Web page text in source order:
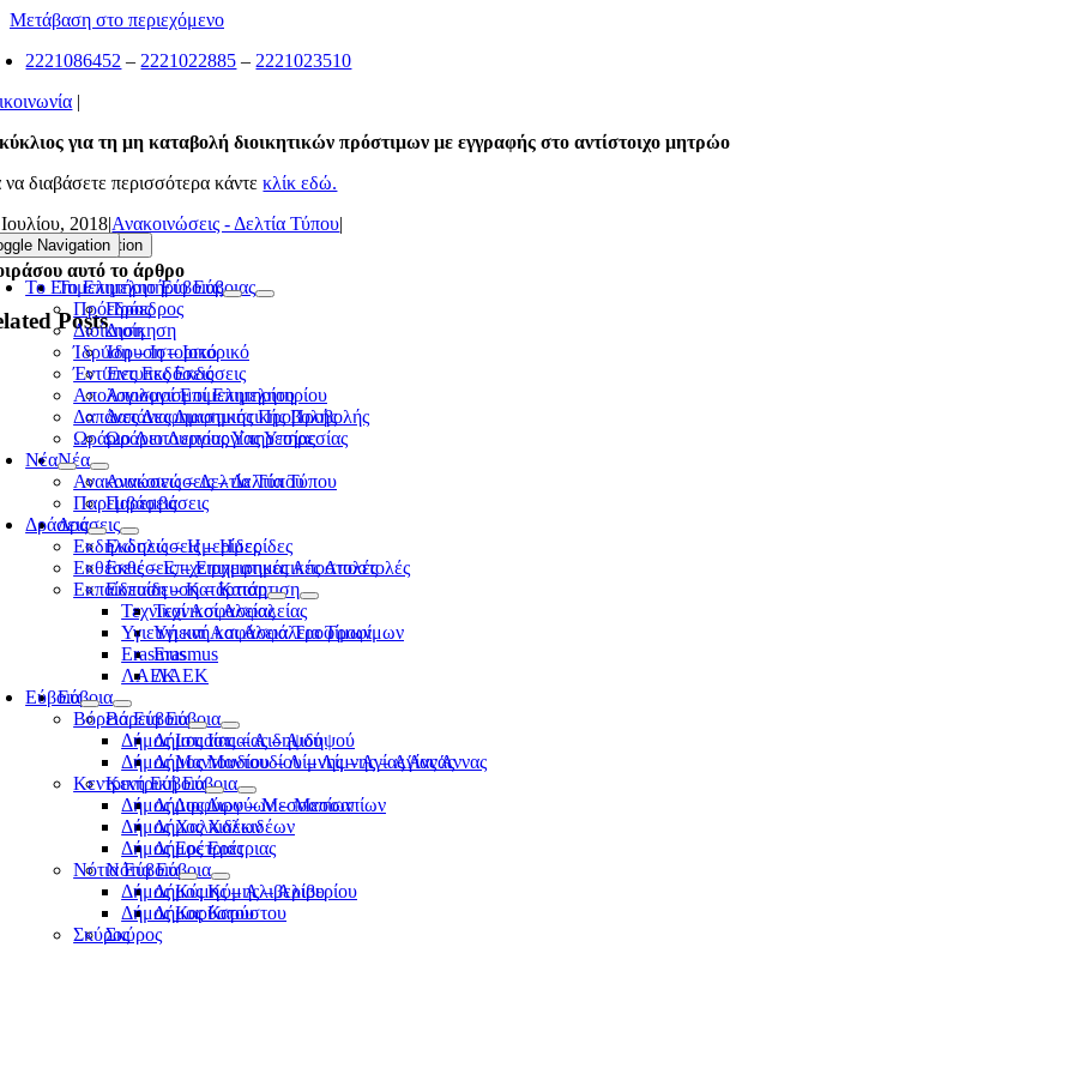
Μετάβαση στο περιεχόμενο
2221086452 – 2221022885 – 2221023510
|
Toggle Navigation
Το Επιμελητήριο Εύβοιας
Πρόεδρος
Διοίκηση
Ίδρυση – Ιστορικό
Έντυπες Εκδόσεις
Απολογισμοί Επιμελητηρίου
Δαπάνες Διαφημιστικής Προβολής
Ωράριο Λειτουργίας Υπηρεσίας
Νέα
Ανακοινώσεις – Δελτία Τύπου
Παρεμβάσεις
Δράσεις
Εκδηλώσεις – Ημερίδες
Εκθέσεις – Επιχειρηματικές Αποστολές
Εκπαίδευση – Κατάρτιση
Τεχνικοί Ασφαλείας
Υγιεινή και Ασφάλεια Τροφίμων
Erasmus
ΛΑΕΚ
Εύβοια
Βόρεια Εύβοια
Δήμος Ιστιαίας – Αιδηψού
Δήμος Μαντουδίου – Λίμνης – Αγίας Άννας
Κεντρική Εύβοια
Δήμος Διρφύων – Μεσσαπίων
Δήμος Χαλκιδέων
Δήμος Ερέτριας
Νότια Εύβοια
Δήμος Κύμης – Αλιβερίου
Δήμος Καρύστου
Σκύρος
Navigation
Το Επιμελητήριο Εύβοιας
Πρόεδρος
Διοίκηση
Ίδρυση – Ιστορικό
Έντυπες Εκδόσεις
Απολογισμοί Επιμελητηρίου
Δαπάνες Διαφημιστικής Προβολής
Ωράριο Λειτουργίας Υπηρεσίας
Νέα
Ανακοινώσεις – Δελτία Τύπου
Παρεμβάσεις
Δράσεις
Εκδηλώσεις – Ημερίδες
Εκθέσεις – Επιχειρηματικές Αποστολές
Εκπαίδευση – Κατάρτιση
Τεχνικοί Ασφαλείας
Υγιεινή και Ασφάλεια Τροφίμων
Erasmus
ΛΑΕΚ
Εύβοια
Βόρεια Εύβοια
Δήμος Ιστιαίας – Αιδηψού
Δήμος Μαντουδίου – Λίμνης – Αγίας Άννας
Κεντρική Εύβοια
Δήμος Διρφύων – Μεσσαπίων
Δήμος Χαλκιδέων
Δήμος Ερέτριας
Νότια Εύβοια
Δήμος Κύμης – Αλιβερίου
Δήμος Καρύστου
Σκύρος
για τη μη καταβολή διοικητικών πρόστιμων με εγγραφής στο αντίστοιχο μητρώο
να διαβάσετε περισσότερα κάντεκλίκ εδώ.
2018|Ανακοινώσεις - Δελτία Τύπου|
αυτό το άρθρο
Posts